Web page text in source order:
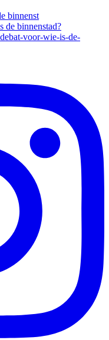
binnenst